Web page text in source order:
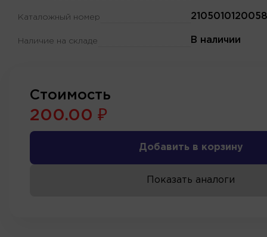
Каталожный номер
Наличие на складе В наличии
Стоимость
200.00 ₽
Добавить в корзину
Показать аналоги